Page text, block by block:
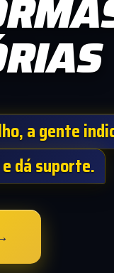
a gente
dá suporte.